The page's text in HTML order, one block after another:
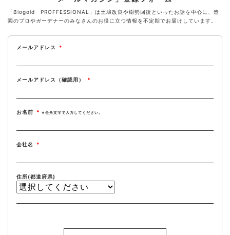
「Biogold PROFFESSIONAL」は土壌改良や樹勢回復といったお話を中心に、造
園のプロやガーデナーのみなさんのお役に立つ情報を不定期でお届けしています。
メールアドレス *
メールアドレス（確認用） *
お名前 * ※全角文字で入力してください。
会社名 *
住所(都道府県)